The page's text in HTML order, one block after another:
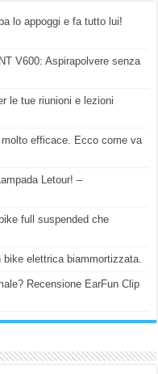
lo appoggi e fa tutto lui!
V600: Aspirapolvere senza
le tue riunioni e lezioni
efficace. Ecco come va
Letour! –
full suspended che
elettrica biammortizzata.
Recensione EarFun Clip